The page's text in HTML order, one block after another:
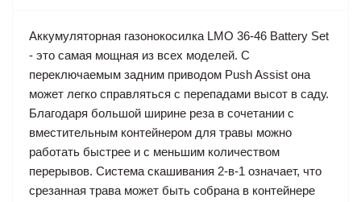
Аккумуляторная газонокосилка LMO 36-46 Battery Set
- это самая мощная из всех моделей. С
переключаемым задним приводом Push Assist она
может легко справляться с перепадами высот в саду.
Благодаря большой ширине реза в сочетании с
вместительным контейнером для травы можно
работать быстрее и с меньшим количеством
перерывов. Система скашивания 2-в-1 означает, что
срезанная трава может быть собрана в контейнере